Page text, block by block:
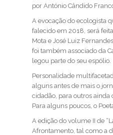
por António Cândido
A evocação do ecologista
falecido em 2018, será
Mota e José Luiz
foi também associado da
legou parte do seu espólio.
Personalidade
alguns antes de mais o
cidadão, para outros ainda
Para alguns poucos, o
A edição do volume II de
Afrontamento, tal como a